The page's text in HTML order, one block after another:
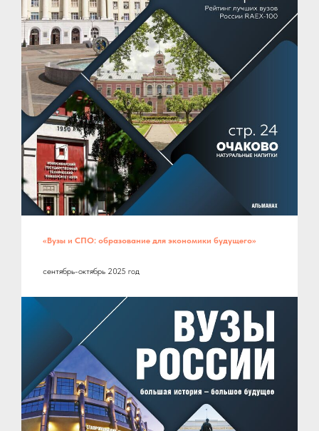
«Вузы и СПО: образование для экономики будущего»
сентябрь-октябрь 2025 год